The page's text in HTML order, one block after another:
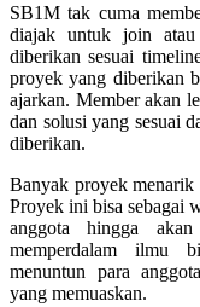
SB1M tak cuma
diajak untuk join atau
diberikan sesuai
proyek yang diberikan
ajarkan. Member akan
dan solusi yang sesuai
diberikan.
Banyak proyek
Proyek ini bisa sebagai
anggota hingga
memperdalam ilmu
menuntun para
yang memuaskan.